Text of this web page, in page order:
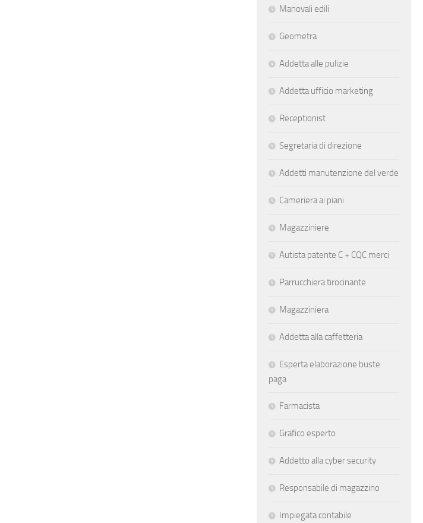
Manovali edili
Geometra
Addetta alle pulizie
Addetta ufficio marketing
Receptionist
Segretaria di direzione
Addetti manutenzione del verde
Cameriera ai piani
Magazziniere
Autista patente C + CQC merci
Parrucchiera tirocinante
Magazziniera
Addetta alla caffetteria
Esperta elaborazione buste
paga
Farmacista
Grafico esperto
Addetto alla cyber security
Responsabile di magazzino
Impiegata contabile